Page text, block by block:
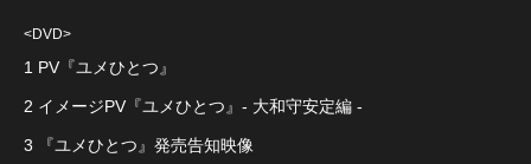
<DVD>
1 PV『ユメひとつ』
2 イメージPV『ユメひとつ』- 大和守安定編 -
3 『ユメひとつ』発売告知映像